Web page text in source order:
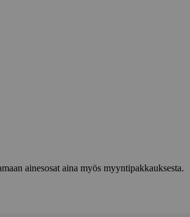
ainesosat aina myös myyntipakkauksesta.